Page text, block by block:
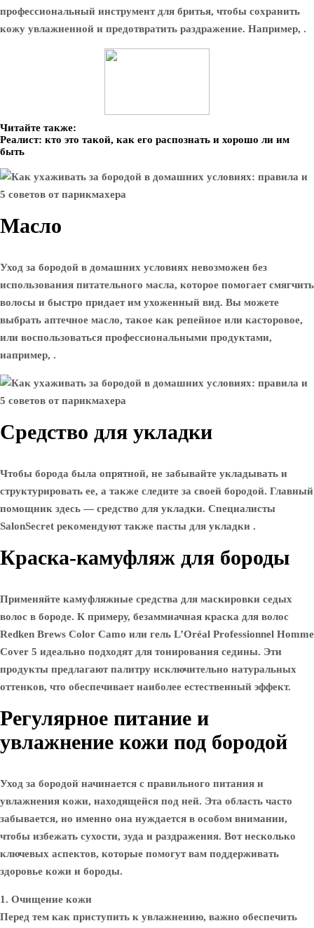
профессиональный инструмент для бритья, чтобы сохранить
кожу увлажненной и предотвратить раздражение. Например, .
Читайте также:
Реалист: кто это такой, как его распознать и хорошо ли им
быть
Масло
Уход за бородой в домашних условиях невозможен без
использования питательного масла, которое помогает смягчить
волосы и быстро придает им ухоженный вид. Вы можете
выбрать аптечное масло, такое как репейное или касторовое,
или воспользоваться профессиональными продуктами,
например, .
Средство для укладки
Чтобы борода была опрятной, не забывайте укладывать и
структурировать ее, а также следите за своей бородой. Главный
помощник здесь — средство для укладки. Специалисты
SalonSecret рекомендуют также пасты для укладки .
Краска-камуфляж для бороды
Применяйте камуфляжные средства для маскировки седых
волос в бороде. К примеру, безаммиачная краска для волос
Redken Brews Color Camo или гель L’Oréal Professionnel Homme
Cover 5 идеально подходят для тонирования седины. Эти
продукты предлагают палитру исключительно натуральных
оттенков, что обеспечивает наиболее естественный эффект.
Регулярное питание и
увлажнение кожи под бородой
Уход за бородой начинается с правильного питания и
увлажнения кожи, находящейся под ней. Эта область часто
забывается, но именно она нуждается в особом внимании,
чтобы избежать сухости, зуда и раздражения. Вот несколько
ключевых аспектов, которые помогут вам поддерживать
здоровье кожи и бороды.
1. Очищение кожи
Перед тем как приступить к увлажнению, важно обеспечить